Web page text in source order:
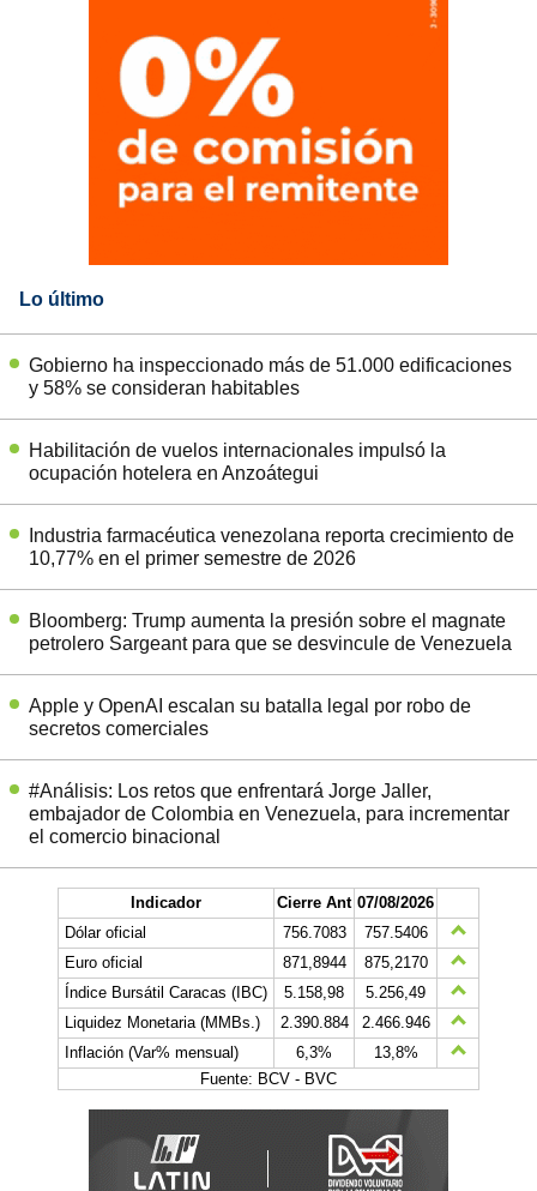
Lo último
Gobierno ha inspeccionado más de 51.000 edificaciones
y 58% se consideran habitables
Habilitación de vuelos internacionales impulsó la
ocupación hotelera en Anzoátegui
Industria farmacéutica venezolana reporta crecimiento de
10,77% en el primer semestre de 2026
Bloomberg: Trump aumenta la presión sobre el magnate
petrolero Sargeant para que se desvincule de Venezuela
Apple y OpenAI escalan su batalla legal por robo de
secretos comerciales
#Análisis: Los retos que enfrentará Jorge Jaller,
embajador de Colombia en Venezuela, para incrementar
el comercio binacional
Indicador Cierre Ant 07/08/2026
Dólar oficial
756.7083
757.5406
Euro oficial
871,8944
875,2170
Índice Bursátil Caracas (IBC)
5.158,98
5.256,49
Liquidez Monetaria (MMBs.)
2.390.884
2.466.946
Inflación (Var% mensual)
6,3%
13,8%
Fuente: BCV - BVC